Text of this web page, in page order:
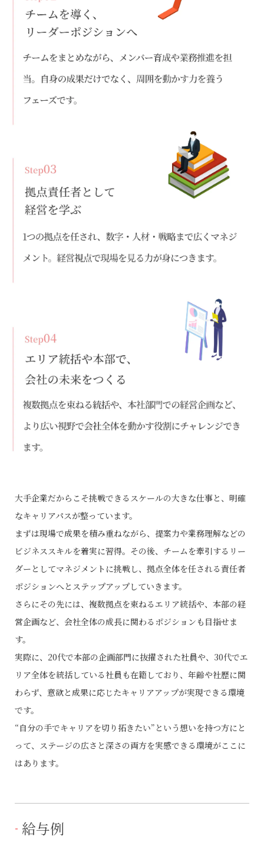
大手企業だからこそ挑戦できるスケールの大きな仕事と、明確
なキャリアパスが整っています。
まずは現場で成果を積み重ねながら、提案力や業務理解などの
ビジネススキルを着実に習得。その後、チームを牽引するリー
ダーとしてマネジメントに挑戦し、拠点全体を任される責任者
ポジションへとステップアップしていきます。
さらにその先には、複数拠点を束ねるエリア統括や、本部の経
営企画など、会社全体の成長に関わるポジションも目指せま
す。
実際に、20代で本部の企画部門に抜擢された社員や、30代でエ
リア全体を統括している社員も在籍しており、年齢や社歴に関
わらず、意欲と成果に応じたキャリアアップが実現できる環境
です。
“自分の手でキャリアを切り拓きたい”という想いを持つ方にと
って、ステージの広さと深さの両方を実感できる環境がここに
はあります。
給与例